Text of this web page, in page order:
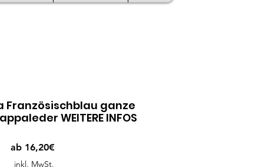
Französischblau ganze
WEITERE INFOS
ab 16,20€Sale-
inkl. MwSt.